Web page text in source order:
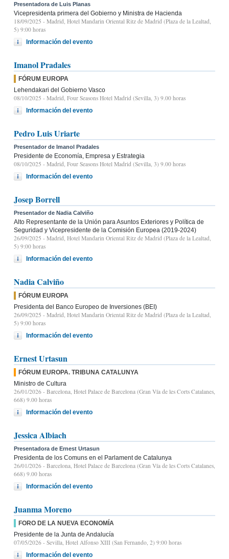
Presentadora de Luis Planas
Vicepresidenta primera del Gobierno y Ministra de Hacienda
18/09/2025 - Madrid, Hotel Mandarin Oriental Ritz de Madrid (Plaza de la Lealtad,
5) 9:00 horas
Información del evento
Imanol Pradales
FÓRUM EUROPA
Lehendakari del Gobierno Vasco
08/10/2025 - Madrid, Four Seasons Hotel Madrid (Sevilla, 3) 9.00 horas
Información del evento
Pedro Luis Uriarte
Presentador de Imanol Pradales
Presidente de Economía, Empresa y Estrategia
08/10/2025 - Madrid, Four Seasons Hotel Madrid (Sevilla, 3) 9.00 horas
Información del evento
Josep Borrell
Presentador de Nadia Calviño
Alto Representante de la Unión para Asuntos Exteriores y Política de
Seguridad y Vicepresidente de la Comisión Europea (2019-2024)
26/09/2025 - Madrid, Hotel Mandarin Oriental Ritz de Madrid (Plaza de la Lealtad,
5) 9:00 horas
Información del evento
Nadia Calviño
FÓRUM EUROPA
Presidenta del Banco Europeo de Inversiones (BEI)
26/09/2025 - Madrid, Hotel Mandarin Oriental Ritz de Madrid (Plaza de la Lealtad,
5) 9:00 horas
Información del evento
Ernest Urtasun
FÓRUM EUROPA. TRIBUNA CATALUNYA
Ministro de Cultura
26/01/2026 - Barcelona, Hotel Palace de Barcelona (Gran Vía de les Corts Catalanes,
668) 9.00 horas
Información del evento
Jessica Albiach
Presentadora de Ernest Urtasun
Presidenta de los Comuns en el Parlament de Catalunya
26/01/2026 - Barcelona, Hotel Palace de Barcelona (Gran Vía de les Corts Catalanes,
668) 9.00 horas
Información del evento
Juanma Moreno
FORO DE LA NUEVA ECONOMÍA
Presidente de la Junta de Andalucía
07/05/2026 - Sevilla, Hotel Alfonso XIII (San Fernando, 2) 9:00 horas
Información del evento